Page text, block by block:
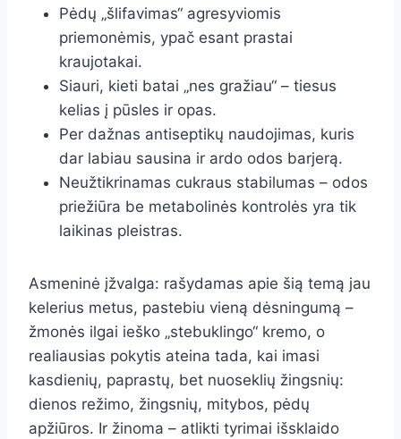
Pėdų „šlifavimas“ agresyviomis
priemonėmis, ypač esant prastai
kraujotakai.
Siauri, kieti batai „nes gražiau“ – tiesus
kelias į pūsles ir opas.
Per dažnas antiseptikų naudojimas, kuris
dar labiau sausina ir ardo odos barjerą.
Neužtikrinamas cukraus stabilumas – odos
priežiūra be metabolinės kontrolės yra tik
laikinas pleistras.
Asmeninė įžvalga: rašydamas apie šią temą jau
kelerius metus, pastebiu vieną dėsningumą –
žmonės ilgai ieško „stebuklingo“ kremo, o
realiausias pokytis ateina tada, kai imasi
kasdienių, paprastų, bet nuoseklių žingsnių:
dienos režimo, žingsnių, mitybos, pėdų
apžiūros. Ir žinoma – atlikti tyrimai išsklaido